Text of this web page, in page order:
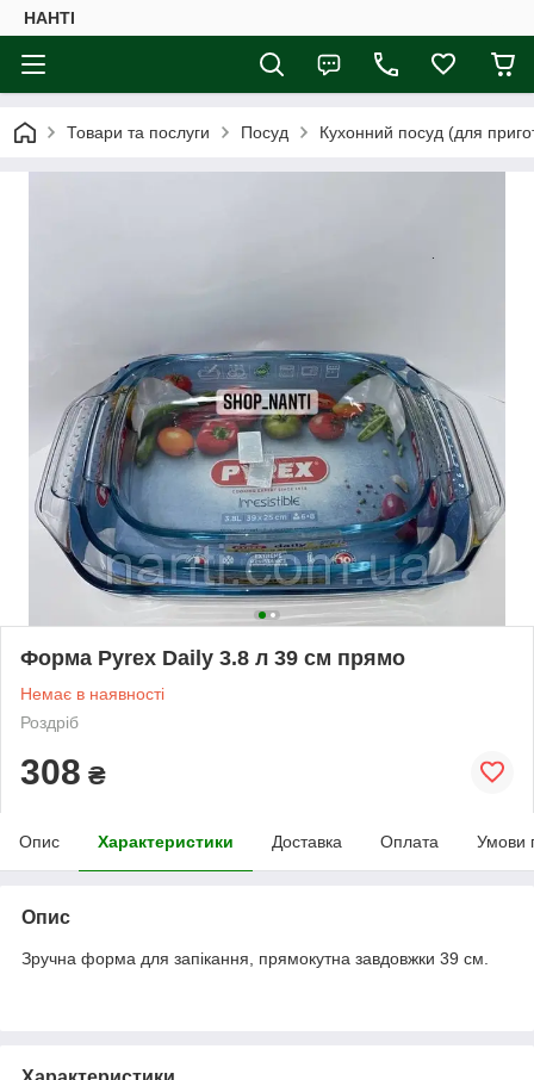
НАНTI
Товари та послуги Посуд Кухонний посуд (для
Форма Pyrex Daily 3.8 л 39 см прямо
Немає в наявності
Роздріб
308 ₴
Опис Характеристики Доставка Оплата Умови
Опис
Зручна форма для запікання, прямокутна завдовжки 39 см.